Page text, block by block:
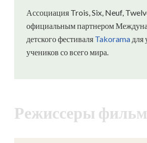
Ассоциация Trois, Six, Neuf,
официальным партнером
детского фестиваля Takorama для
учеников со всего мира.
Режиссеры